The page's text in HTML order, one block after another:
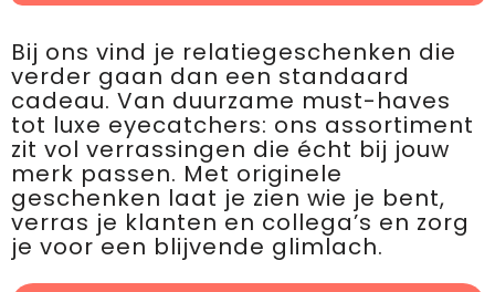
Bij ons vind je relatiegeschenken die
verder gaan dan een standaard
cadeau. Van duurzame must-haves
tot luxe eyecatchers: ons assortiment
zit vol verrassingen die écht bij jouw
merk passen. Met originele
geschenken laat je zien wie je bent,
verras je klanten en collega’s en zorg
je voor een blijvende glimlach.